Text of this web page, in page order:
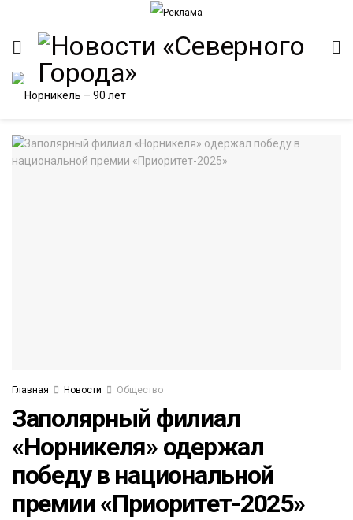
Главная Новости Общество
Заполярный филиал
«Норникеля» одержал
победу в национальной
премии «Приоритет-2025»